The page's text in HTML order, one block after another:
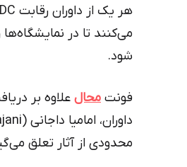
می‌کنند تا در
شود.
فونت محال علاوه بر
محدودی از آثار تعلق